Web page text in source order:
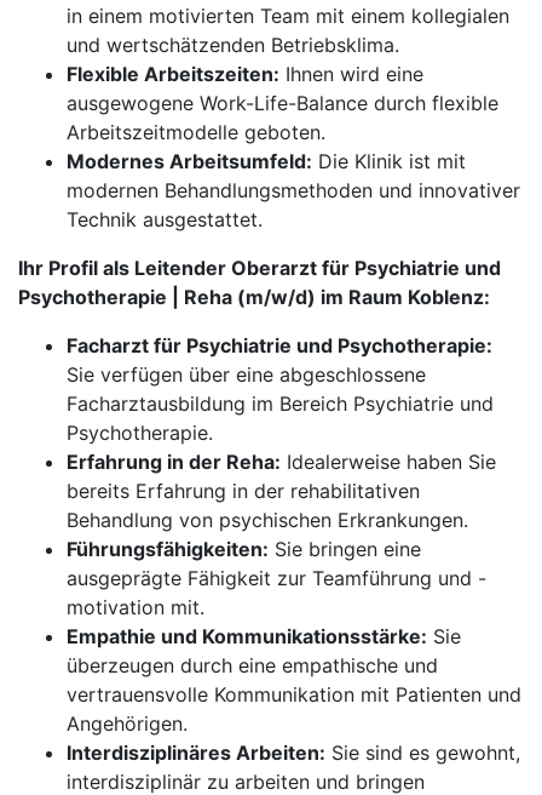
in einem motivierten Team mit einem kollegialen
und wertschätzenden Betriebsklima.
Flexible Arbeitszeiten: Ihnen wird eine
ausgewogene Work-Life-Balance durch flexible
Arbeitszeitmodelle geboten.
Modernes Arbeitsumfeld: Die Klinik ist mit
modernen Behandlungsmethoden und innovativer
Technik ausgestattet.
Ihr Profil als Leitender Oberarzt für Psychiatrie und
Psychotherapie | Reha (m/w/d) im Raum Koblenz:
Facharzt für Psychiatrie und Psychotherapie:
Sie verfügen über eine abgeschlossene
Facharztausbildung im Bereich Psychiatrie und
Psychotherapie.
Erfahrung in der Reha: Idealerweise haben Sie
bereits Erfahrung in der rehabilitativen
Behandlung von psychischen Erkrankungen.
Führungsfähigkeiten: Sie bringen eine
ausgeprägte Fähigkeit zur Teamführung und -
motivation mit.
Empathie und Kommunikationsstärke: Sie
überzeugen durch eine empathische und
vertrauensvolle Kommunikation mit Patienten und
Angehörigen.
Interdisziplinäres Arbeiten: Sie sind es gewohnt,
interdisziplinär zu arbeiten und bringen